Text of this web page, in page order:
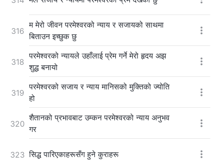
316
म मेरो जीवन परमेश्‍वरको न्याय र सजायको साथमा
बिताउन इच्छुक छु
318
परमेश्‍वरको न्यायले उहाँलाई प्रेम गर्ने मेरो हृदय अझ
शुद्ध बनायो
319
परमेश्‍वरको सजाय र न्याय मानिसको मुक्तिको ज्योति
हो
320
शैतानको प्रभावबाट उम्कन परमेश्‍वरको न्याय अनुभव
गर
323 सिद्ध पारिएकाहरूसँग हुने कुराहरू